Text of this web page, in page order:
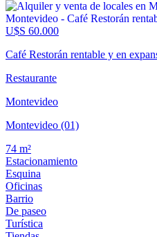
U$S 60.000
Café Restorán rentable y en
Restaurante
Montevideo
Montevideo (01)
74 m²
Estacionamiento
Esquina
Oficinas
Barrio
De paseo
Turística